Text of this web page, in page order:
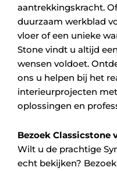
aantrekkingskracht.
duurzaam werkblad
vloer of een unieke
Stone vindt u altijd
wensen voldoet.
ons u helpen bij het
interieurprojecten
oplossingen en
Bezoek Classicstone
Wilt u de prachtige
echt bekijken?